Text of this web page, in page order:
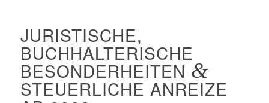
JURISTISCHE,
BUCHHALTERISCHE
BESONDERHEITEN &
STEUERLICHE ANREIZE